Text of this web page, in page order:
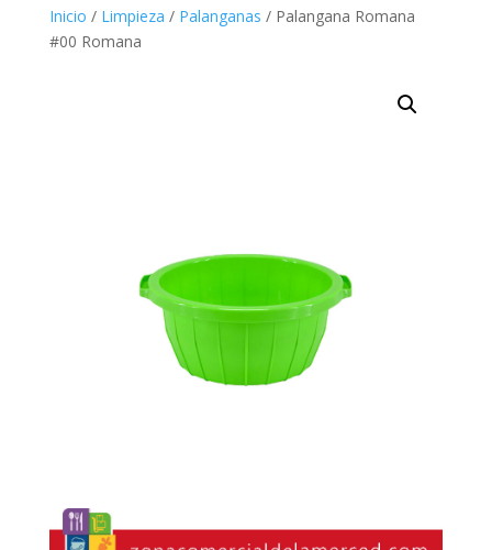
Inicio / Limpieza / Palanganas / Palangana Romana
#00 Romana